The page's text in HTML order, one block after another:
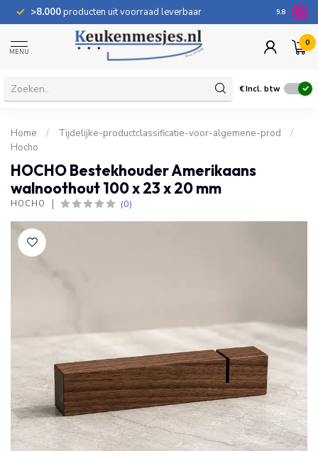
>8.000producten uit voorraad leverbaar 100
9.8
MENU
0
€Incl. btw
Home / Tijdelijke-productclassificatie-voor-algemene-prod
/
Hocho
HOCHO Bestekhouder Amerikaans
walnoothout 100 x 23 x 20 mm
HOCHO (0)